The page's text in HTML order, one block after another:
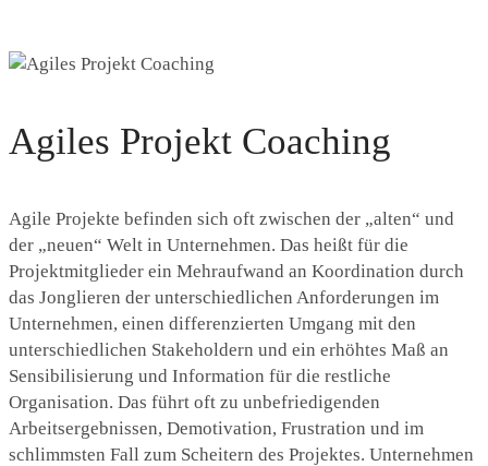
Agiles Projekt Coaching
Agile Projekte befinden sich oft zwischen der „alten“ und
der „neuen“ Welt in Unternehmen. Das heißt für die
Projektmitglieder ein Mehraufwand an Koordination durch
das Jonglieren der unterschiedlichen Anforderungen im
Unternehmen, einen differenzierten Umgang mit den
unterschiedlichen Stakeholdern und ein erhöhtes Maß an
Sensibilisierung und Information für die restliche
Organisation. Das führt oft zu unbefriedigenden
Arbeitsergebnissen, Demotivation, Frustration und im
schlimmsten Fall zum Scheitern des Projektes. Unternehmen